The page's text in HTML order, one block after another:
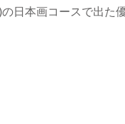
日本画コースで出た